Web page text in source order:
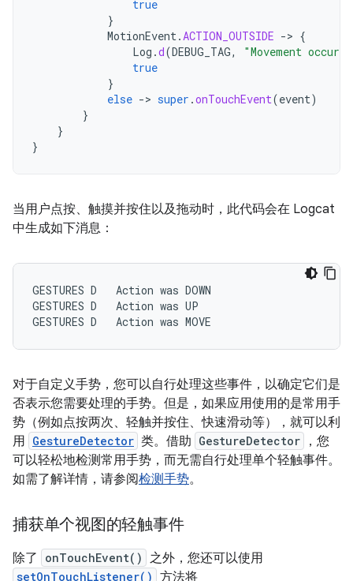
true
}
MotionEvent.ACTION_OUTSIDE -> {
Log .d(DEBUG_TAG,
"Movement
true
}
else -> super .onTouchEvent(event)
}
}
}
当用户点按、触摸并按住以及拖动时，此代码会在 Logcat
中生成如下消息：
GESTURES D Action was DOWN
GESTURES D Action was UP
GESTURES D Action was MOVE
对于自定义手势，您可以自行处理这些事件，以确定它们是
否表示您需要处理的手势。但是，如果应用使用的是常用手
势（例如点按两次、轻触并按住、快速滑动等），就可以利
用 GestureDetector 类。借助 GestureDetector
，您
可以轻松地检测常用手势，而无需自行处理单个轻触事件。
如需了解详情，请参阅检测手势。
捕获单个视图的轻触事件
除了 onTouchEvent() 之外，您还可以使用
setOnTouchListener() 方法将